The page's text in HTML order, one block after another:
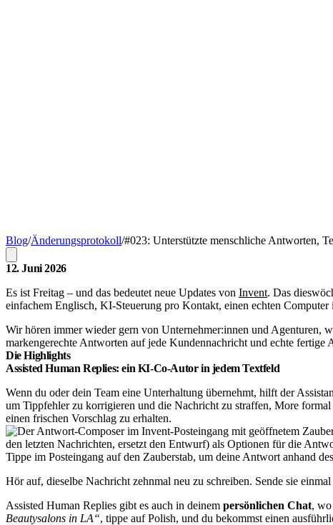
Blog/Änderungsprotokoll/#023: Unterstützte menschliche Antworten,
12. Juni 2026
Es ist Freitag – und das bedeutet neue Updates von Invent. Das
einfachem Englisch, KI-Steuerung pro Kontakt, einen echten
Wir hören immer wieder gern von Unternehmer:innen und Agenturen,
markengerechte Antworten auf jede Kundennachricht und echte fertige
Die Highlights
Assisted Human Replies: ein KI-Co-Autor in jedem Textfeld
Wenn du oder dein Team eine Unterhaltung übernehmt, hilft der
um Tippfehler zu korrigieren und die Nachricht zu straffen, More
einen frischen Vorschlag zu erhalten.
Tippe im Posteingang auf den Zauberstab, um deine Antwort anhand
Hör auf, dieselbe Nachricht zehnmal neu zu schreiben. Sende sie
Assisted Human Replies gibt es auch in deinem persönlichen Chat, wo
Beautysalons in LA“, tippe auf Polish, und du bekommst einen